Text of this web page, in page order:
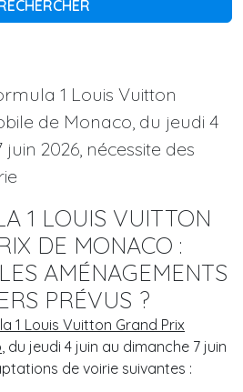
1 Louis Vuitton
de Monaco, du jeudi 4
2026, nécessite des
1 LOUIS VUITTON
DE MONACO :
AMÉNAGEMENTS
PRÉVUS ?
1 Louis Vuitton Grand Prix
, du jeudi 4 juin au dimanche 7 juin
de voirie suivantes :